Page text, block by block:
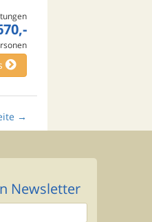
→
Newsletter